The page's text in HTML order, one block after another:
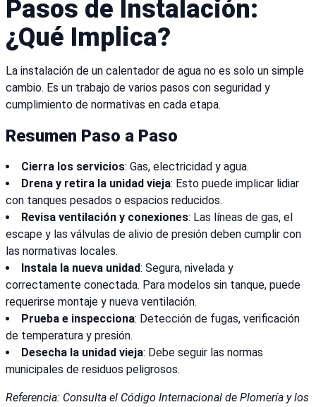
Pasos de Instalación:
¿Qué Implica?
La instalación de un calentador de agua no es solo un simple
cambio. Es un trabajo de varios pasos con seguridad y
cumplimiento de normativas en cada etapa.
Resumen Paso a Paso
Cierra los servicios: Gas, electricidad y agua.
Drena y retira la unidad vieja: Esto puede implicar lidiar
con tanques pesados o espacios reducidos.
Revisa ventilación y conexiones: Las líneas de gas, el
escape y las válvulas de alivio de presión deben cumplir con
las normativas locales.
Instala la nueva unidad: Segura, nivelada y
correctamente conectada. Para modelos sin tanque, puede
requerirse montaje y nueva ventilación.
Prueba e inspecciona: Detección de fugas, verificación
de temperatura y presión.
Desecha la unidad vieja: Debe seguir las normas
municipales de residuos peligrosos.
Referencia: Consulta el Código Internacional de Plomería y los